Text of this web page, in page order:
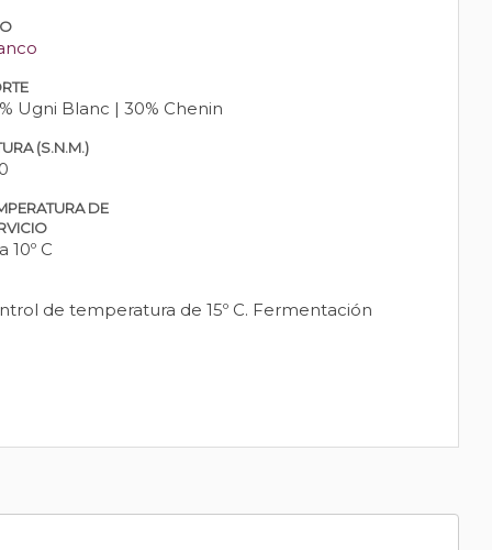
Ugni Blanc | 30% Chenin
(S.N.M.)
DE
10º C
de temperatura de 15º C. Fermentación